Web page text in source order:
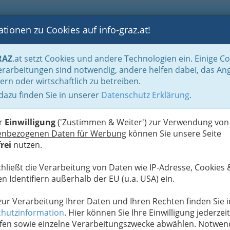
BLOGS FOTOS GASTRONOMIE BRANCHEN
zu Cookies auf info-graz.at!
.at setzt Cookies und andere Technologien ein. Einige
sind notwendig, andere helfen dabei, das
oder wirtschaftlich zu betreiben.
finden Sie in unserer Datenschutz Erklärung.
Einwilligung('Zustimmen & Weiter') zur Verwendung von
Daten für Werbung können Sie unsere Seite
nutzen.
die Verarbeitung von Daten wie IP-Adresse, Cookies
Identifiern außerhalb der EU (u.a. USA) ein.
Verarbeitung Ihrer Daten und Ihren Rechten finden Sie
. Hier können Sie Ihre Einwilligung jederzeit
sowie einzelne Verarbeitungszwecke abwählen.
Handel in Graz Dinge des täglichen Lebens Juwelen, Uhren, Kunst,